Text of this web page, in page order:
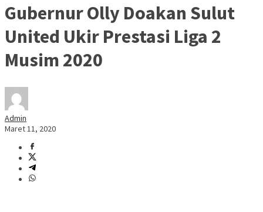
Gubernur Olly Doakan Sulut
United Ukir Prestasi Liga 2
Musim 2020
Admin
Maret 11, 2020